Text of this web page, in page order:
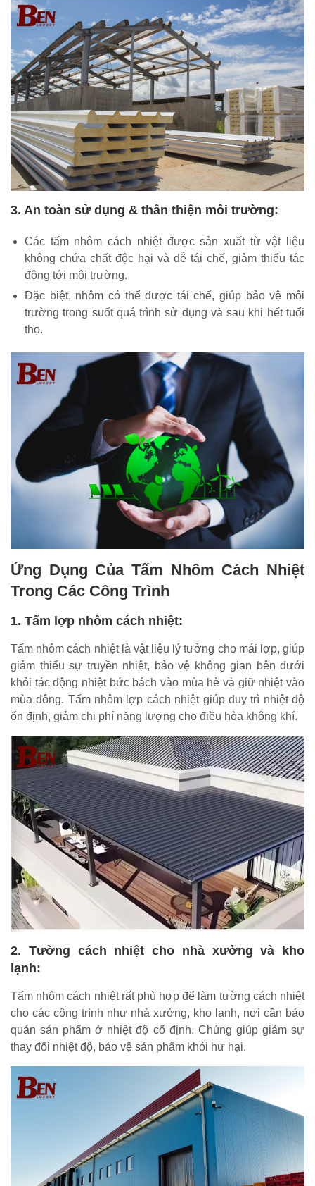
3. An toàn sử dụng & thân thiện môi trường:
Các tấm nhôm cách nhiệt được sản xuất từ vật liệu
không chứa chất độc hại và dễ tái chế, giảm thiểu tác
động tới môi trường.
Đặc biệt, nhôm có thể được tái chế, giúp bảo vệ môi
trường trong suốt quá trình sử dụng và sau khi hết tuổi
thọ.
Ứng Dụng Của Tấm Nhôm Cách Nhiệt
Trong Các Công Trình
1. Tấm lợp nhôm cách nhiệt:
Tấm nhôm cách nhiệt là vật liệu lý tưởng cho mái lợp, giúp
giảm thiểu sự truyền nhiệt, bảo vệ không gian bên dưới
khỏi tác động nhiệt bức bách vào mùa hè và giữ nhiệt vào
mùa đông. Tấm nhôm lợp cách nhiệt giúp duy trì nhiệt độ
ổn định, giảm chi phí năng lượng cho điều hòa không khí.
2. Tường cách nhiệt cho nhà xưởng và kho
lạnh:
Tấm nhôm cách nhiệt rất phù hợp để làm tường cách nhiệt
cho các công trình như nhà xưởng, kho lạnh, nơi cần bảo
quản sản phẩm ở nhiệt độ cố định. Chúng giúp giảm sự
thay đổi nhiệt độ, bảo vệ sản phẩm khỏi hư hại.